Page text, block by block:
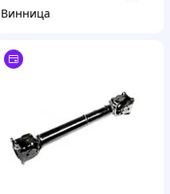
Винница